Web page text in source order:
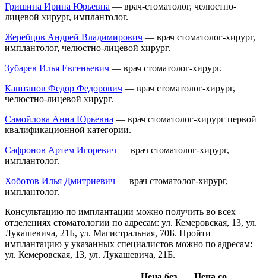
Гришина Ирина Юрьевна — врач-стоматолог, челюстно-
лицевой хирург, имплантолог.
Жеребцов Андрей Владимирович — врач стоматолог-хирург,
имплантолог, челюстно-лицевой хирург.
Зубарев Илья Евгеньевич — врач стоматолог-хирург.
Каштанов Федор Федорович — врач стоматолог-хирург,
челюстно-лицевой хирург.
Самойлова Анна Юрьевна — врач стоматолог-хирург первой
квалификационной категории.
Сафронов Артем Игоревич — врач стоматолог-хирург,
имплантолог.
Хоботов Илья Дмитриевич — врач стоматолог-хирург,
имплантолог.
Консультацию по имплантации можно получить во всех
отделениях стоматологии по адресам: ул. Кемеровская, 13, ул.
Лукашевича, 21Б, ул. Магистральная, 70Б. Пройти
имплантацию у указанных специалистов можно по адресам:
ул. Кемеровская, 13, ул. Лукашевича, 21Б.